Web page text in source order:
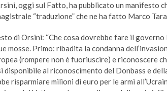
oggi sul Fatto, ha pubblicato un manifesto
“traduzione” che ne ha fatto Marco
di Orsini: “Che cosa dovrebbe fare il
mosse. Primo: ribadita la condanna
(rompere non è fuoriuscire) e riconoscere
disponibile al riconoscimento del Donbass e
risparmiare milioni di euro per le armi